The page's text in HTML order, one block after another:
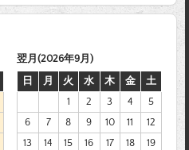
翌月(2026年9月)
日
月 火 水 木 金
土
1
2 3 4
5
6
7 8 9 10 11
12
13
14 15 16 17 18
19